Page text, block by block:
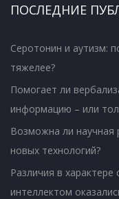
ПОСЛЕДНИЕ
Серотонин и аутизм:
тяжелее?
Помогает ли
информацию – или
Возможна ли
новых технологий?
Различия в
интеллектом